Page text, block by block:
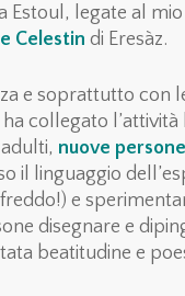
Estoul, legate al
Celestin di Eresàz.
e soprattutto con
collegato l’attività
nuove
il linguaggio
e
disegnare e
beatitudine e